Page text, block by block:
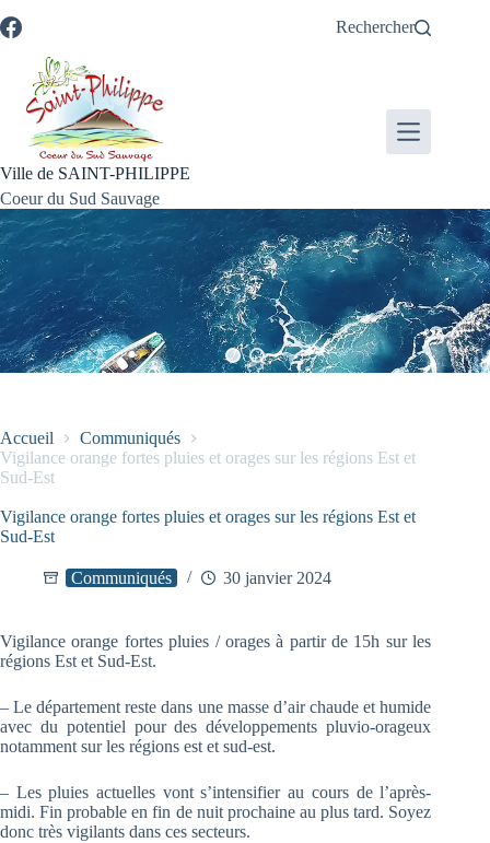
au
au
à
recherche
au
Rechercher
Ville de SAINT-PHILIPPE
Coeur du Sud Sauvage
Accueil
Communiqués
Vigilance orange fortes pluies et orages sur les régions Est et
Sud-Est
Vigilance orange fortes pluies et orages sur les régions Est et
Sud-Est
Communiqués 30 janvier 2024
Vigilance orange fortes pluies / orages à partir de 15h sur les
régions Est et Sud-Est.
– Le département reste dans une masse d’air chaude et humide
avec du potentiel pour des développements pluvio-orageux
notamment sur les régions est et sud-est.
– Les pluies actuelles vont s’intensifier au cours de l’après-
midi. Fin probable en fin de nuit prochaine au plus tard. Soyez
donc très vigilants dans ces secteurs.